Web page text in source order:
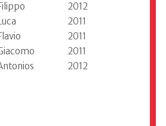
2012
2011
2011
2011
2012